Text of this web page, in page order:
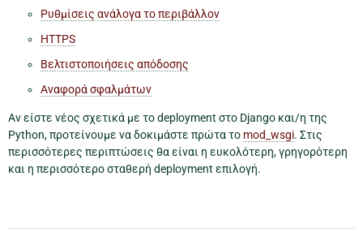
Ρυθμίσεις ανάλογα το περιβάλλον
HTTPS
Βελτιστοποιήσεις απόδοσης
Αναφορά σφαλμάτων
Αν είστε νέος σχετικά με το deployment στο Django και/η της
Python, προτείνουμε να δοκιμάστε πρώτα το mod_wsgi. Στις
περισσότερες περιπτώσεις θα είναι η ευκολότερη, γρηγορότερη
και η περισσότερο σταθερή deployment επιλογή.